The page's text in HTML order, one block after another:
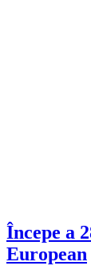
Începe a
European